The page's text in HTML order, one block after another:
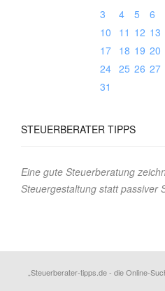
3
4 5 6
10
11 12 13
17
18 19 20
24 25 26 27
31
STEUERBERATER TIPPS
Eine gute Steuerberatung
Steuergestaltung statt passiver
„Steuerberater-tipps.de - die Online-